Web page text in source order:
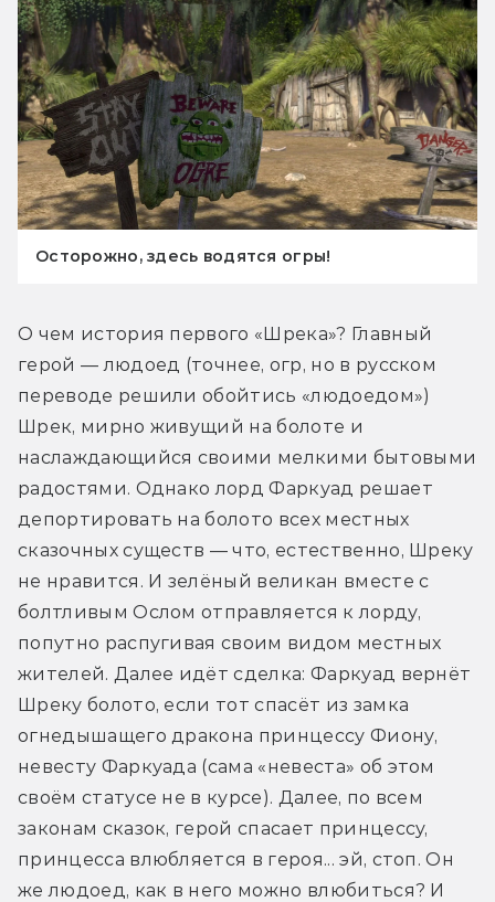
Осторожно, здесь водятся огры!
О чем история первого «Шрека»? Главный
герой — людоед (точнее, огр, но в русском
переводе решили обойтись «людоедом»)
Шрек, мирно живущий на болоте и
наслаждающийся своими мелкими бытовыми
радостями. Однако лорд Фаркуад решает
депортировать на болото всех местных
сказочных существ — что, естественно, Шреку
не нравится. И зелёный великан вместе с
болтливым Ослом отправляется к лорду,
попутно распугивая своим видом местных
жителей. Далее идёт сделка: Фаркуад вернёт
Шреку болото, если тот спасёт из замка
огнедышащего дракона принцессу Фиону,
невесту Фаркуада (сама «невеста» об этом
своём статусе не в курсе). Далее, по всем
законам сказок, герой спасает принцессу,
принцесса влюбляется в героя... эй, стоп. Он
же людоед, как в него можно влюбиться? И